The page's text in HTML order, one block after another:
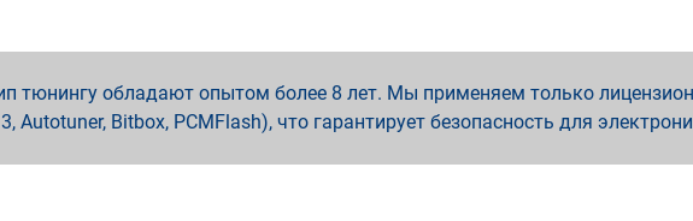
тюнингу обладают опытом более 8 лет. Мы применяем только
Autotuner, Bitbox, PCMFlash), что гарантирует безопасность для